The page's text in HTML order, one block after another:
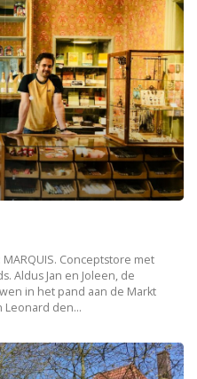
Conceptstore met
Aldus Jan en Joleen, de
in het pand aan de Markt
Leonard den...